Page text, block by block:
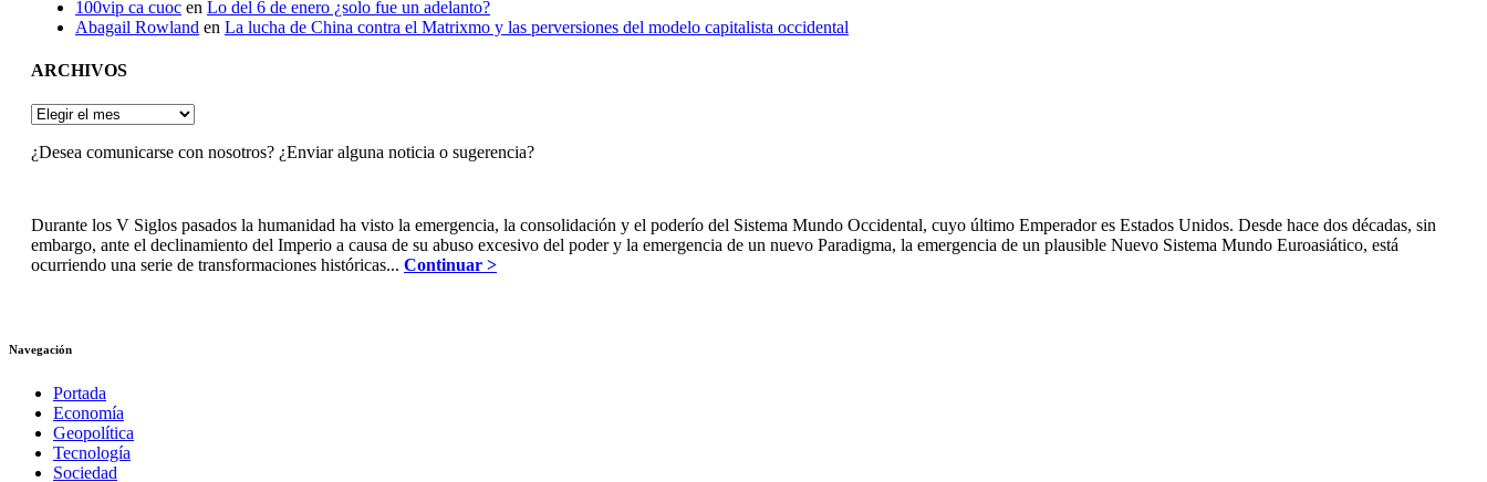
100vip ca cuoc en Lo del 6 de enero ¿solo fue un adelanto?
Abagail Rowland en La lucha de China contra el Matrixmo y las perversiones del modelo capitalista occidental
ARCHIVOS
ARCHIVOS
¿Desea comunicarse con nosotros? ¿Enviar alguna noticia o sugerencia?
Durante los V Siglos pasados la humanidad ha visto la emergencia, la consolidación y el poderío del Sistema Mundo Occidental, cuyo último Emperador es Estados Unidos. Desde hace dos décadas, sin
embargo, ante el declinamiento del Imperio a causa de su abuso excesivo del poder y la emergencia de un nuevo Paradigma, la emergencia de un plausible Nuevo Sistema Mundo Euroasiático, está
ocurriendo una serie de transformaciones históricas... Continuar >
Navegación
Portada
Economía
Geopolítica
Tecnología
Sociedad